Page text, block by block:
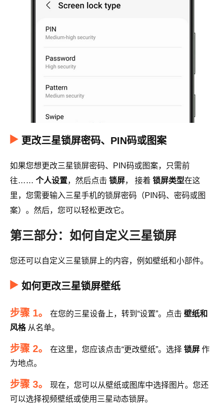
更改三星锁屏密码、PIN码或图案
如果您想更改三星锁屏密码、PIN码或图案，只需前
往…… 个人设置，然后点击 锁屏， 接着 锁屏类型在这
里，您需要输入三星手机的锁屏密码（PIN码、密码或图
案）。然后，您可以轻松更改它。
第三部分：如何自定义三星锁屏
您还可以自定义三星锁屏上的内容，例如壁纸和小部件。
如何更改三星锁屏壁纸
步骤 1。 在您的三星设备上，转到“设置”。点击 壁纸和
风格从名单。
步骤 2。 在这里，您应该点击“更改壁纸”。选择 锁屏 作
为地点。
步骤 3。
现在，您可以从壁纸或图库中选择图片。您还
可以选择视频壁纸或使用三星动态锁屏。